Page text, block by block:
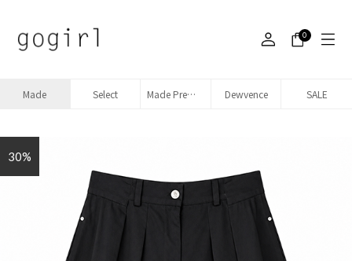
0
Made Select Made Premium denim Dewvence SALE
30%